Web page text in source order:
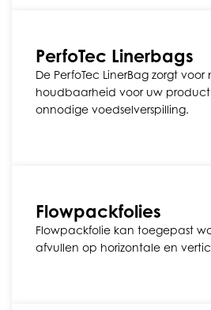
PerfoTec Linerbags
De PerfoTec LinerBag zorgt
houdbaarheid voor uw
onnodige voedselverspilling.
Flowpackfolies
Flowpackfolie kan toegepast
afvullen op horizontale en